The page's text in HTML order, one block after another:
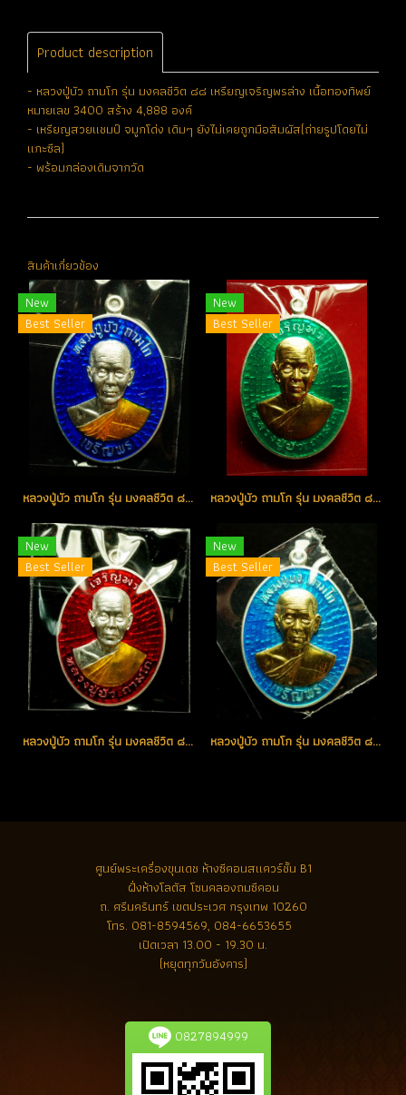
Product description
- หลวงปู่บัว ถามโก รุ่น มงคลชีวิต ๘๘ เหรียญเจริญพรล่าง เนื้อทองทิพย์
หมายเลข 3400 สร้าง 4,888 องค์
- เหรียญสวยแชมป์ จมูกโด่ง เดิมๆ ยังไม่เคยถูกมือสัมผัส(ถ่ายรูปโดยไม่
แกะซีล)
- พร้อมกล่องเดิมจากวัด
สินค้าเกี่ยวข้อง
New
Best Seller
หลวงปู่บัว ถามโก รุ่น มงคลชีวิต ๘๘ เหรียญเจริญพรล่าง เนื้อเงินลงยา(สีน้ำเงิน) หมายเลข 223 (โทรถาม)
New
Best Seller
หลวงปู่บัว ถามโก รุ่น มงคลชีวิต ๘๘ เหรียญเจริญพรบน เนื้อเงินหน้ากากทองคำ หมายเลข 175 (โทรถาม)
New
Best Seller
หลวงปู่บัว ถามโก รุ่น มงคลชีวิต ๘๘ เหรียญเจริญพรบน เนื้อเงินลงยา(สีแดง) หมายเลข 223 (โทรถาม)
New
Best Seller
หลวงปู่บัว ถามโก รุ่น มงคลชีวิต ๘๘ เหรียญเจริญพรล่าง เนื้อเงินหน้ากากทองคำ หมายเลข 175 (โทรถาม)
ศูนย์พระเครื่องขุนเดช ห้างซีคอนสแควร์ชั้น B1
ฝั่งห้างโลตัส โซนคลองถมซีคอน
ถ. ศรีนครินทร์ เขตประเวศ กรุงเทพ 10260
โทร. 081-8594569, 084-6653655
เปิดเวลา 13.00 - 19.30 น.
(หยุดทุกวันอังคาร)
0827894999